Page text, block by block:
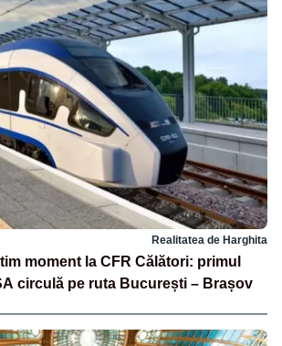
Realitatea de Harghita
moment la CFR Călători: primul
circulă pe ruta București – Brașov